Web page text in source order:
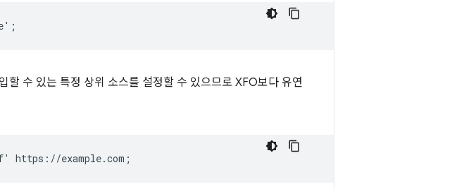
할 수 있는 특정 상위 소스를 설정할 수 있으므로 XFO보다 유연